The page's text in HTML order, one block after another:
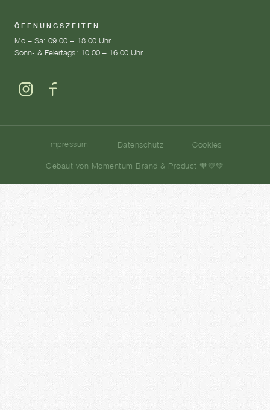
ÖFFNUNGSZEITEN
Mo – Sa: 09.00 – 18.00 Uhr
Sonn- & Feiertags: 10.00 – 16.00 Uhr
Impressum Datenschutz Cookies
Gebaut von Momentum Brand & Product 🧡💛💚